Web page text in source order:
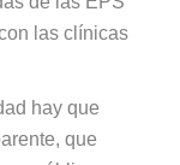
las clínicas
hay que
que